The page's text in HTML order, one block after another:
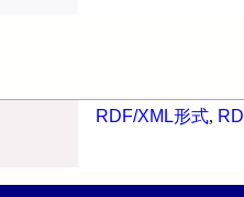
RDF/XML形式,